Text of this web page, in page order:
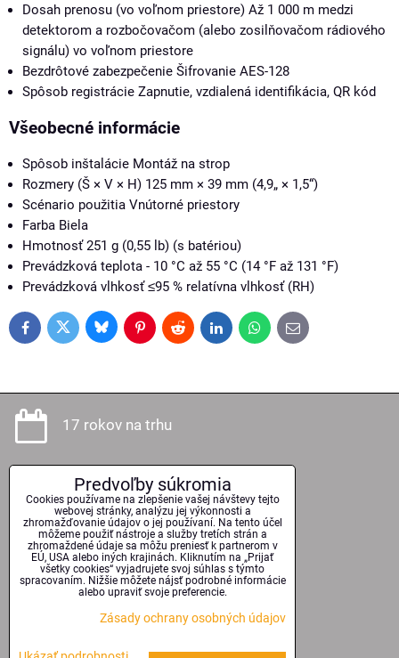
Dosah prenosu (vo voľnom priestore) Až 1 000 m medzi
detektorom a rozbočovačom (alebo zosilňovačom rádiového
signálu) vo voľnom priestore
Bezdrôtové zabezpečenie Šifrovanie AES-128
Spôsob registrácie Zapnutie, vzdialená identifikácia, QR kód
Všeobecné informácie
Spôsob inštalácie Montáž na strop
Rozmery (Š × V × H) 125 mm × 39 mm (4,9„ × 1,5“)
Scénario použitia Vnútorné priestory
Farba Biela
Hmotnosť 251 g (0,55 lb) (s batériou)
Prevádzková teplota - 10 °C až 55 °C (14 °F až 131 °F)
Prevádzková vlhkosť ≤95 % relatívna vlhkosť (RH)
FacebookTwitter BlueskyPinterestReddit LinkedInWhatsApp
E-
mail
17 rokov na trhu
Odborné poradenstvo
Kvalitné technológie
Serióznosť a spoľahlivosť
Predvoľby súkromia
Cookies používame na zlepšenie vašej návštevy tejto
webovej stránky, analýzu jej výkonnosti a
zhromažďovanie údajov o jej používaní. Na tento účel
môžeme použiť nástroje a služby tretích strán a
zhromaždené údaje sa môžu preniesť k partnerom v
EÚ, USA alebo iných krajinách. Kliknutím na „Prijať
všetky cookies“ vyjadrujete svoj súhlas s týmto
spracovaním. Nižšie môžete nájsť podrobné informácie
alebo upraviť svoje preferencie.
Zásady ochrany osobných údajov